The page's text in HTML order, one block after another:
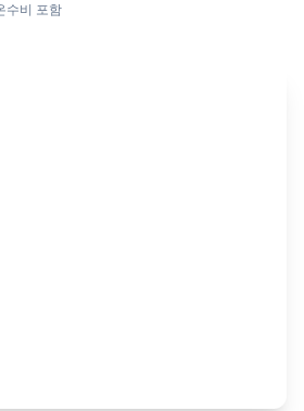
수비 포함